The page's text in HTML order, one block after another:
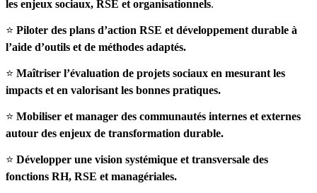
les enjeux sociaux, RSE et organisationnels.
⭐ Piloter des plans d’action RSE et développement durable à
l’aide d’outils et de méthodes adaptés.
⭐ Maîtriser l’évaluation de projets sociaux en mesurant les
impacts et en valorisant les bonnes pratiques.
⭐ Mobiliser et manager des communautés internes et externes
autour des enjeux de transformation durable.
⭐ Développer une vision systémique et transversale des
fonctions RH, RSE et managériales.